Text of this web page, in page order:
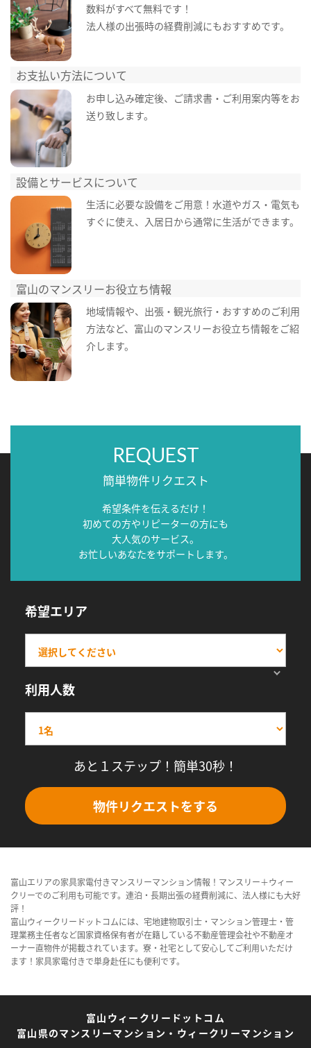
数料がすべて無料です！
法人様の出張時の経費削減にもおすすめです。
お支払い方法について
お申し込み確定後、ご請求書・ご利用案内等をお
送り致します。
設備とサービスについて
生活に必要な設備をご用意！水道やガス・電気も
すぐに使え、入居日から通常に生活ができます。
富山のマンスリーお役立ち情報
地域情報や、出張・観光旅行・おすすめのご利用
方法など、富山のマンスリーお役立ち情報をご紹
介します。
REQUEST
簡単物件リクエスト
希望条件を伝えるだけ！
初めての方やリピーターの方にも
大人気のサービス。
お忙しいあなたをサポートします。
希望エリア
利用人数
あと１ステップ！簡単30秒！
物件リクエストをする
富山エリアの家具家電付きマンスリーマンション情報！マンスリー＋ウィー
クリーでのご利用も可能です。連泊・長期出張の経費削減に、法人様にも大好
評！
富山ウィークリードットコムには、宅地建物取引士・マンション管理士・管
理業務主任者など国家資格保有者が在籍している不動産管理会社や不動産オ
ーナー直物件が掲載されています。寮・社宅として安心してご利用いただけ
ます！家具家電付きで単身赴任にも便利です。
富山ウィークリードットコム
富山県のマンスリーマンション・ウィークリーマンション